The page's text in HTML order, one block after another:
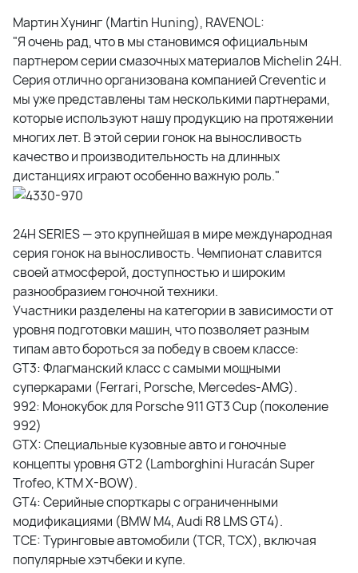
Мартин Хунинг (Martin Huning), RAVENOL:
"Я очень рад, что в мы становимся официальным
партнером серии смазочных материалов Michelin 24H.
Серия отлично организована компанией Creventic и
мы уже представлены там несколькими партнерами,
которые используют нашу продукцию на протяжении
многих лет. В этой серии гонок на выносливость
качество и производительность на длинных
дистанциях играют особенно важную роль."
24H SERIES — это крупнейшая в мире международная
серия гонок на выносливость. Чемпионат славится
своей атмосферой, доступностью и широким
разнообразием гоночной техники.
Участники разделены на категории в зависимости от
уровня подготовки машин, что позволяет разным
типам авто бороться за победу в своем классе:
GT3: Флагманский класс с самыми мощными
суперкарами (Ferrari, Porsche, Mercedes-AMG).
992: Монокубок для Porsche 911 GT3 Cup (поколение
992)
GTX: Специальные кузовные авто и гоночные
концепты уровня GT2 (Lamborghini Huracán Super
Trofeo, KTM X-BOW).
GT4: Серийные спорткары с ограниченными
модификациями (BMW M4, Audi R8 LMS GT4).
TCE: Туринговые автомобили (TCR, TCX), включая
популярные хэтчбеки и купе.